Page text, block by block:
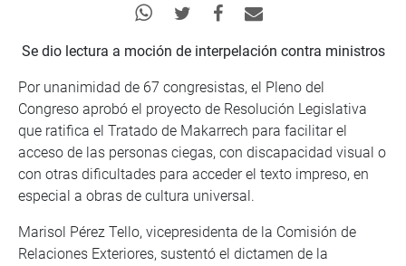
Se dio lectura a moción de interpelación contra ministros
Por unanimidad de 67 congresistas, el Pleno del
Congreso aprobó el proyecto de Resolución Legislativa
que ratifica el Tratado de Makarrech para facilitar el
acceso de las personas ciegas, con discapacidad visual o
con otras dificultades para acceder el texto impreso, en
especial a obras de cultura universal.
Marisol Pérez Tello, vicepresidenta de la Comisión de
Relaciones Exteriores, sustentó el dictamen de la